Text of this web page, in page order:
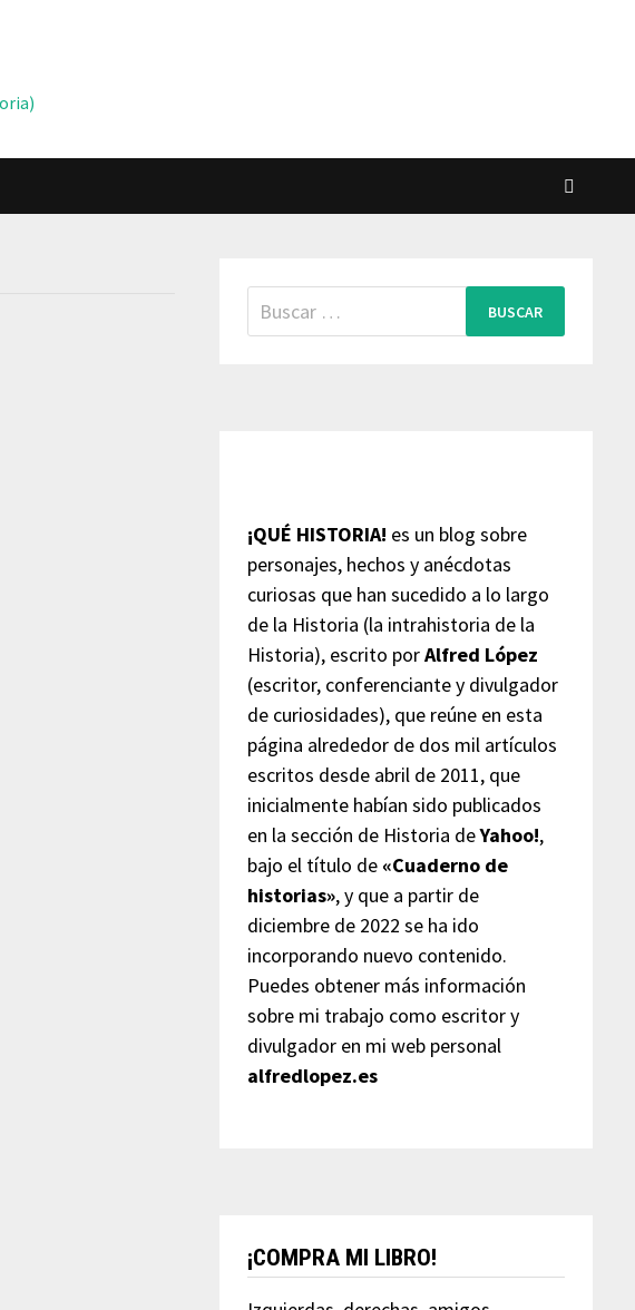
Buscar:
¡QUÉ HISTORIA! es un blog sobre
personajes, hechos y anécdotas
curiosas que han sucedido a lo largo
de la Historia (la intrahistoria de la
Historia), escrito porAlfred López
(escritor, conferenciante y divulgador
de curiosidades), que reúne en esta
página alrededor de dos mil artículos
escritos desde abril de 2011, que
inicialmente habían sido publicados
en la sección de Historia deYahoo!,
bajo el título de «Cuaderno de
historias», y que a partir de
diciembre de 2022 se ha ido
incorporando nuevo contenido.
Puedes obtener más información
sobre mi trabajo como escritor y
divulgador en mi web personal
alfredlopez.es
¡COMPRA MI LIBRO!